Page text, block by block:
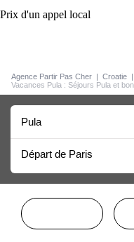
Prix d'un appel local
Agence Partir Pas Cher | Croatie |
Vacances Pula : Séjours Pula et
Pula
Départ de Paris